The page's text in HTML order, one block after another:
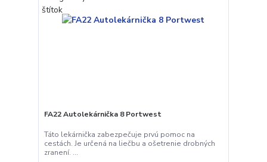
FA22 Autolekárnička 8 Portwest
Táto lekárnička zabezpečuje prvú pomoc na
cestách. Je určená na liečbu a ošetrenie drobných
zranení. ...